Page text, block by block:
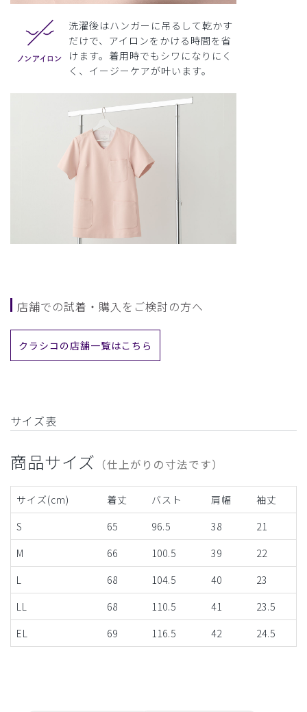
洗濯後はハンガーに吊るして乾かす
だけで、アイロンをかける時間を省
けます。着用時でもシワになりにく
く、イージーケアが叶います。
店舗での試着・購入をご検討の方へ
クラシコの店舗一覧はこちら
サイズ表
商品サイズ （仕上がりの寸法です）
サイズ(cm) 着丈 バスト 肩幅
袖丈
S
65 96.5 38
21
M
66 100.5 39
22
L
68 104.5 40
23
LL
68 110.5 41
23.5
EL
69 116.5 42 24.5